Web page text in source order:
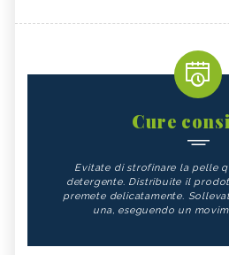
Cure
Evitate di strofinare la pelle
detergente. Distribuite il
premete delicatamente.
una, eseguendo un